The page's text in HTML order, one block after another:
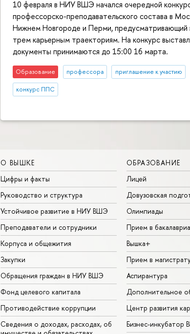
10 февраля в НИУ ВШЭ начался очередной
профессорско-преподавательского состава в
Нижнем Новгороде и Перми, предусматривающий
трем карьерным траекториям. На конкурс
документы принимаются до 15:00 16 марта.
Образование профессора приглашение к участию
конкурс ППС
О ВЫШКЕ
Цифры и факты
Руководство и структура
Устойчивое развитие в НИУ ВШЭ
Преподаватели и сотрудники
Корпуса и общежития
Закупки
Обращения граждан в НИУ ВШЭ
Фонд целевого капитала
Противодействие коррупции
Сведения о доходах, расходах, об
ОБРАЗОВАНИЕ
Лицей
Довузовская
Олимпиады
Прием в
Вышка+
Прием в
Аспирантура
Дополнительное
Центр развития
Бизнес-инкубатор